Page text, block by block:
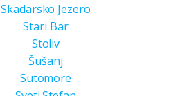
Skadarsko Jezero
Stari Bar
Stoliv
Šušanj
Sutomore